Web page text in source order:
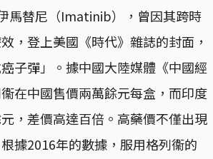
馬替尼（Imatinib），曾因其跨時
，登上美國《時代》雜誌的封面，
子彈」。據中國大陸媒體《中國經
在中國售價兩萬餘元每盒，而印度
，差價高達百倍。高藥價不僅出現
據2016年的數據，服用格列衞的